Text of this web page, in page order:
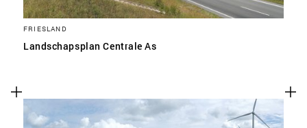
FRIESLAND
Landschapsplan Centrale As